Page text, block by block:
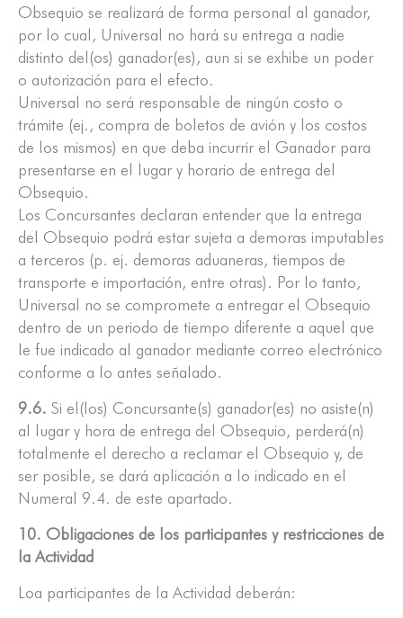
Obsequio se realizará de forma personal al ganador,
por lo cual, Universal no hará su entrega a nadie
distinto del(os) ganador(es), aun si se exhibe un poder
o autorización para el efecto.
Universal no será responsable de ningún costo o
trámite (ej., compra de boletos de avión y los costos
de los mismos) en que deba incurrir el Ganador para
presentarse en el lugar y horario de entrega del
Obsequio.
Los Concursantes declaran entender que la entrega
del Obsequio podrá estar sujeta a demoras imputables
a terceros (p. ej. demoras aduaneras, tiempos de
transporte e importación, entre otras). Por lo tanto,
Universal no se compromete a entregar el Obsequio
dentro de un periodo de tiempo diferente a aquel que
le fue indicado al ganador mediante correo electrónico
conforme a lo antes señalado.
9.6. Si el(los) Concursante(s) ganador(es) no asiste(n)
al lugar y hora de entrega del Obsequio, perderá(n)
totalmente el derecho a reclamar el Obsequio y, de
ser posible, se dará aplicación a lo indicado en el
Numeral 9.4. de este apartado.
10. Obligaciones de los participantes y restricciones de
la Actividad
Loa participantes de la Actividad deberán: